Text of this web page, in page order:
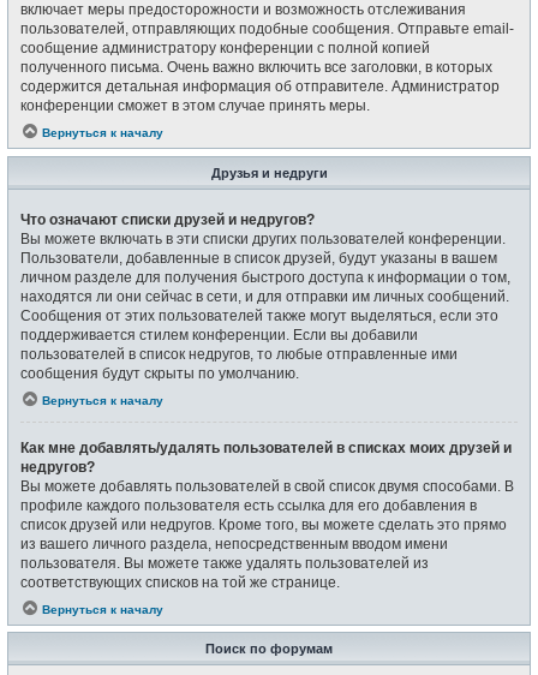
включает меры предосторожности и возможность отслеживания
пользователей, отправляющих подобные сообщения. Отправьте email-
сообщение администратору конференции с полной копией
полученного письма. Очень важно включить все заголовки, в которых
содержится детальная информация об отправителе. Администратор
конференции сможет в этом случае принять меры.
Вернуться к началу
Друзья и недруги
Что означают списки друзей и недругов?
Вы можете включать в эти списки других пользователей конференции.
Пользователи, добавленные в список друзей, будут указаны в вашем
личном разделе для получения быстрого доступа к информации о том,
находятся ли они сейчас в сети, и для отправки им личных сообщений.
Сообщения от этих пользователей также могут выделяться, если это
поддерживается стилем конференции. Если вы добавили
пользователей в список недругов, то любые отправленные ими
сообщения будут скрыты по умолчанию.
Вернуться к началу
Как мне добавлять/удалять пользователей в списках моих друзей и
недругов?
Вы можете добавлять пользователей в свой список двумя способами. В
профиле каждого пользователя есть ссылка для его добавления в
список друзей или недругов. Кроме того, вы можете сделать это прямо
из вашего личного раздела, непосредственным вводом имени
пользователя. Вы можете также удалять пользователей из
соответствующих списков на той же странице.
Вернуться к началу
Поиск по форумам